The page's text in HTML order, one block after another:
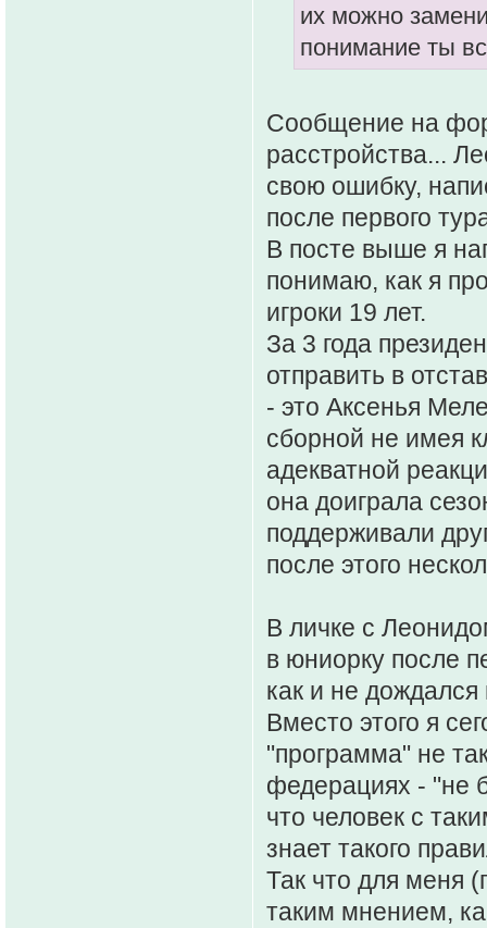
их можно
понимание ты
Сообщение на
расстройства...
свою ошибку,
после первого
В посте выше я
понимаю, как я
игроки 19 лет.
За 3 года
отправить в
- это Аксенья
сборной не имея
адекватной
она доиграла
поддерживали
после этого
В личке с
в юниорку после
как и не
Вместо этого я
"программа" не
федерациях - "не
что человек с
знает такого
Так что для меня
таким мнением,